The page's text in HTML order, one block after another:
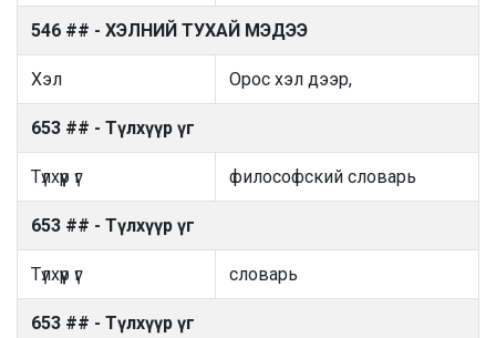
546 ## - ХЭЛНИЙ ТУХАЙ МЭДЭЭ
Хэл Орос хэл дээр,
653 ## - Түлхүүр үг
Түлхүүр үг философский словарь
653 ## - Түлхүүр үг
Түлхүүр үг словарь
653 ## - Түлхүүр үг